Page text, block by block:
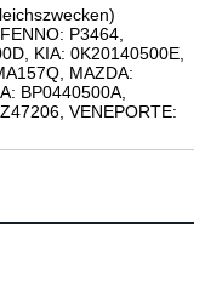
P3464,
KIA: 0K20140500E,
MAZDA:
BP0440500A,
VENEPORTE: